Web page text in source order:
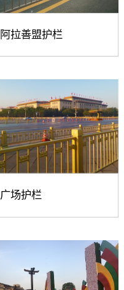
阿拉善盟护栏
广场护栏